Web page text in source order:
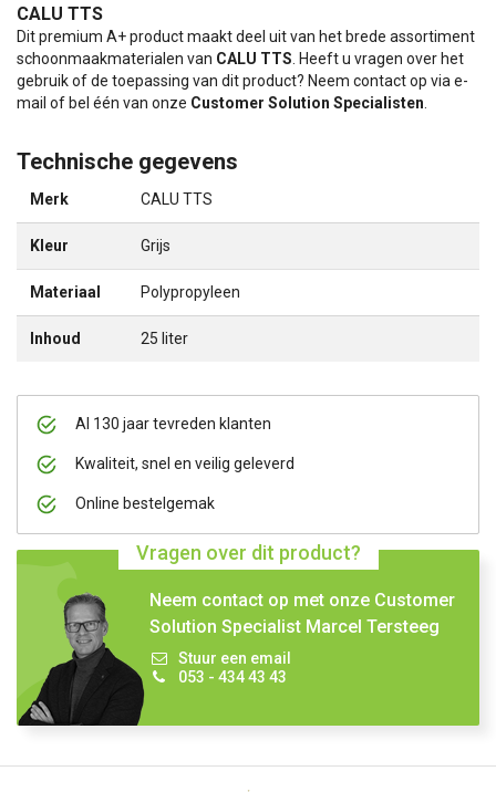
Al 130 jaar tevreden klanten
Kwaliteit, snel en veilig geleverd
Online bestelgemak
Vragen over dit product?
Neem contact op met onze Customer
Solution Specialist Marcel Tersteeg
Stuur een email
053 - 434 43 43
CALU TTS
Dit premium A+ product maakt deel uit van het brede assortiment
schoonmaakmaterialen van CALU TTS . Heeft u vragen over het
gebruik of de toepassing van dit product? Neem contact op via e-
mail of bel één van onze Customer Solution Specialisten
Technische gegevens
Merk CALU TTS
Kleur Grijs
Materiaal Polypropyleen
Inhoud 25 liter